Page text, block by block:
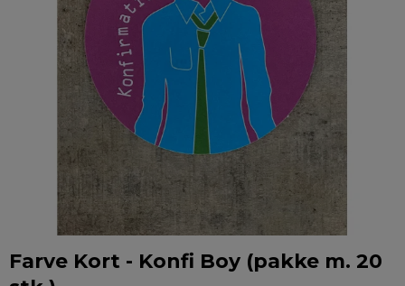
Farve Kort - Konfi Boy (pakke m. 20